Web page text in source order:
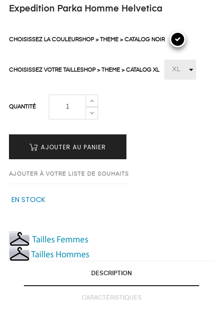
Expedition Parka Homme Helvetica
CHOISISSEZ LA COULEURSHOP > THEME > CATALOG NOIR
CHOISISSEZ VOTRE TAILLESHOP > THEME > CATALOG XL
QUANTITÉ
AJOUTER AU PANIER
AJOUTER À VOTRE LISTE DE SOUHAITS
EN STOCK
DESCRIPTION
CARACTÉRISTIQUES